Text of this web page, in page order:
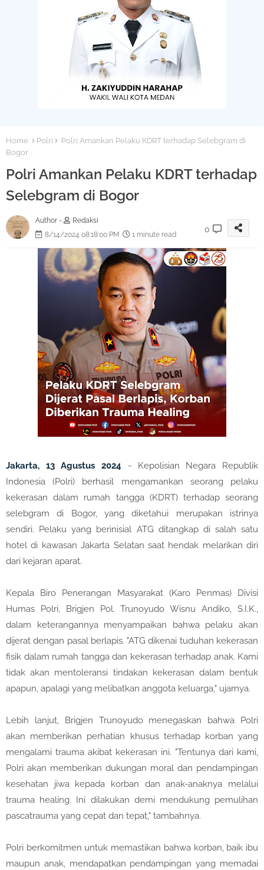
Home Polri
Polri Amankan Pelaku KDRT terhadap Selebgram di
Bogor
Polri Amankan Pelaku KDRT terhadap
Selebgram di Bogor
Author -
Redaksi
8/14/2024 08:18:00 PM
1 minute read
0
Jakarta, 13 Agustus 2024 - Kepolisian Negara Republik
Indonesia (Polri) berhasil mengamankan seorang pelaku
kekerasan dalam rumah tangga (KDRT) terhadap seorang
selebgram di Bogor, yang diketahui merupakan istrinya
sendiri. Pelaku yang berinisial ATG ditangkap di salah satu
hotel di kawasan Jakarta Selatan saat hendak melarikan diri
dari kejaran aparat.
Kepala Biro Penerangan Masyarakat (Karo Penmas) Divisi
Humas Polri, Brigjen Pol. Trunoyudo Wisnu Andiko, S.I.K.,
dalam keterangannya menyampaikan bahwa pelaku akan
dijerat dengan pasal berlapis. "ATG dikenai tuduhan kekerasan
fisik dalam rumah tangga dan kekerasan terhadap anak. Kami
tidak akan mentoleransi tindakan kekerasan dalam bentuk
apapun, apalagi yang melibatkan anggota keluarga," ujarnya.
Lebih lanjut, Brigjen Trunoyudo menegaskan bahwa Polri
akan memberikan perhatian khusus terhadap korban yang
mengalami trauma akibat kekerasan ini. "Tentunya dari kami,
Polri akan memberikan dukungan moral dan pendampingan
kesehatan jiwa kepada korban dan anak-anaknya melalui
trauma healing. Ini dilakukan demi mendukung pemulihan
pascatrauma yang cepat dan tepat," tambahnya.
Polri berkomitmen untuk memastikan bahwa korban, baik ibu
maupun anak, mendapatkan pendampingan yang memadai